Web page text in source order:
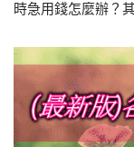
時急用錢怎麼辦？